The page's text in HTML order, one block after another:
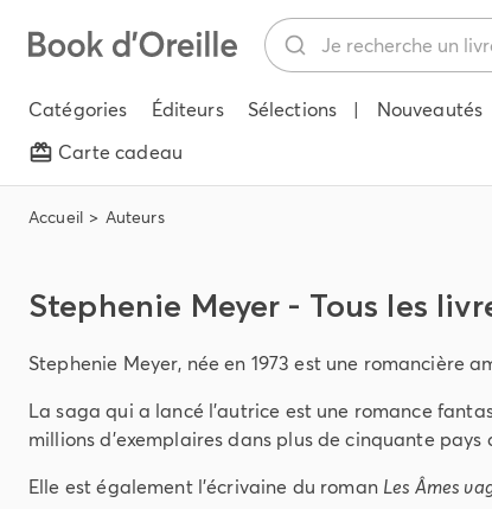
Catégories Éditeurs Sélections | Nouveautés
Carte cadeau
Accueil Auteurs
Stephenie Meyer - Tous les
Stephenie Meyer, née en 1973 est une romancière
La saga qui a lancé l'autrice est une romance
millions d'exemplaires dans plus de cinquante
Elle est également l'écrivaine du roman Les Âmes